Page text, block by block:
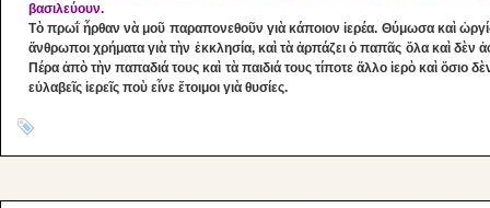
βασιλεύουν.
Tὸ πρωΐ ἦρθαν νὰ μοῦ παραπονεθοῦν γιὰ κάποιον ἱερέα. Θύμωσα καὶ
ἄνθρωποι χρήματα γιὰ τὴν ἐκκλησία, καὶ τὰ ἁρπάζει ὁ παπᾶς ὅλα καὶ δὲν
Πέρα ἀπὸ τὴν παπαδιά τους καὶ τὰ παιδιά τους τίποτε ἄλλο ἱερὸ καὶ ὅσιο
εὐλαβεῖς ἱερεῖς ποὺ εἶνε ἕτοιμοι γιὰ θυσίες.